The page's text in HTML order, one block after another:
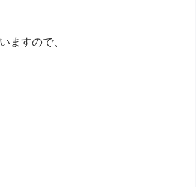
ますので、